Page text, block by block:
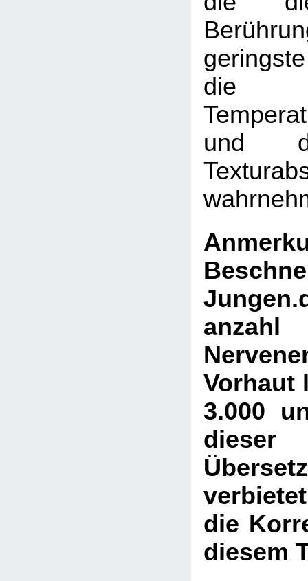
die
und
Vorhaut
3.000
dieser
die
diesem